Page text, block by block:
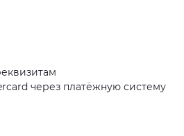
через платёжную систему